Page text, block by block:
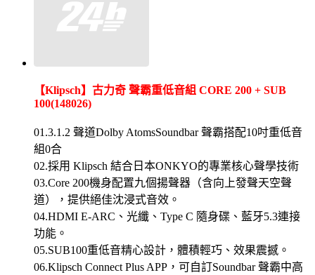
【Klipsch】古力奇 聲霸重低音組 CORE 200 + SUB
100(148026)
01.3.1.2 聲道Dolby AtomsSoundbar 聲霸搭配10吋重低音
組0合
02.採用 Klipsch 結合日本ONKYO的專業核心聲學技術
03.Core 200機身配置九個揚聲器（含向上發聲天空聲
道），提供絕佳沈浸式音效。
04.HDMI E-ARC、光纖、Type C 隨身碟、藍牙5.3連接
功能。
05.SUB100重低音精心設計，體積輕巧、效果震撼。
06.Klipsch Connect Plus APP，可自訂Soundbar 聲霸中高